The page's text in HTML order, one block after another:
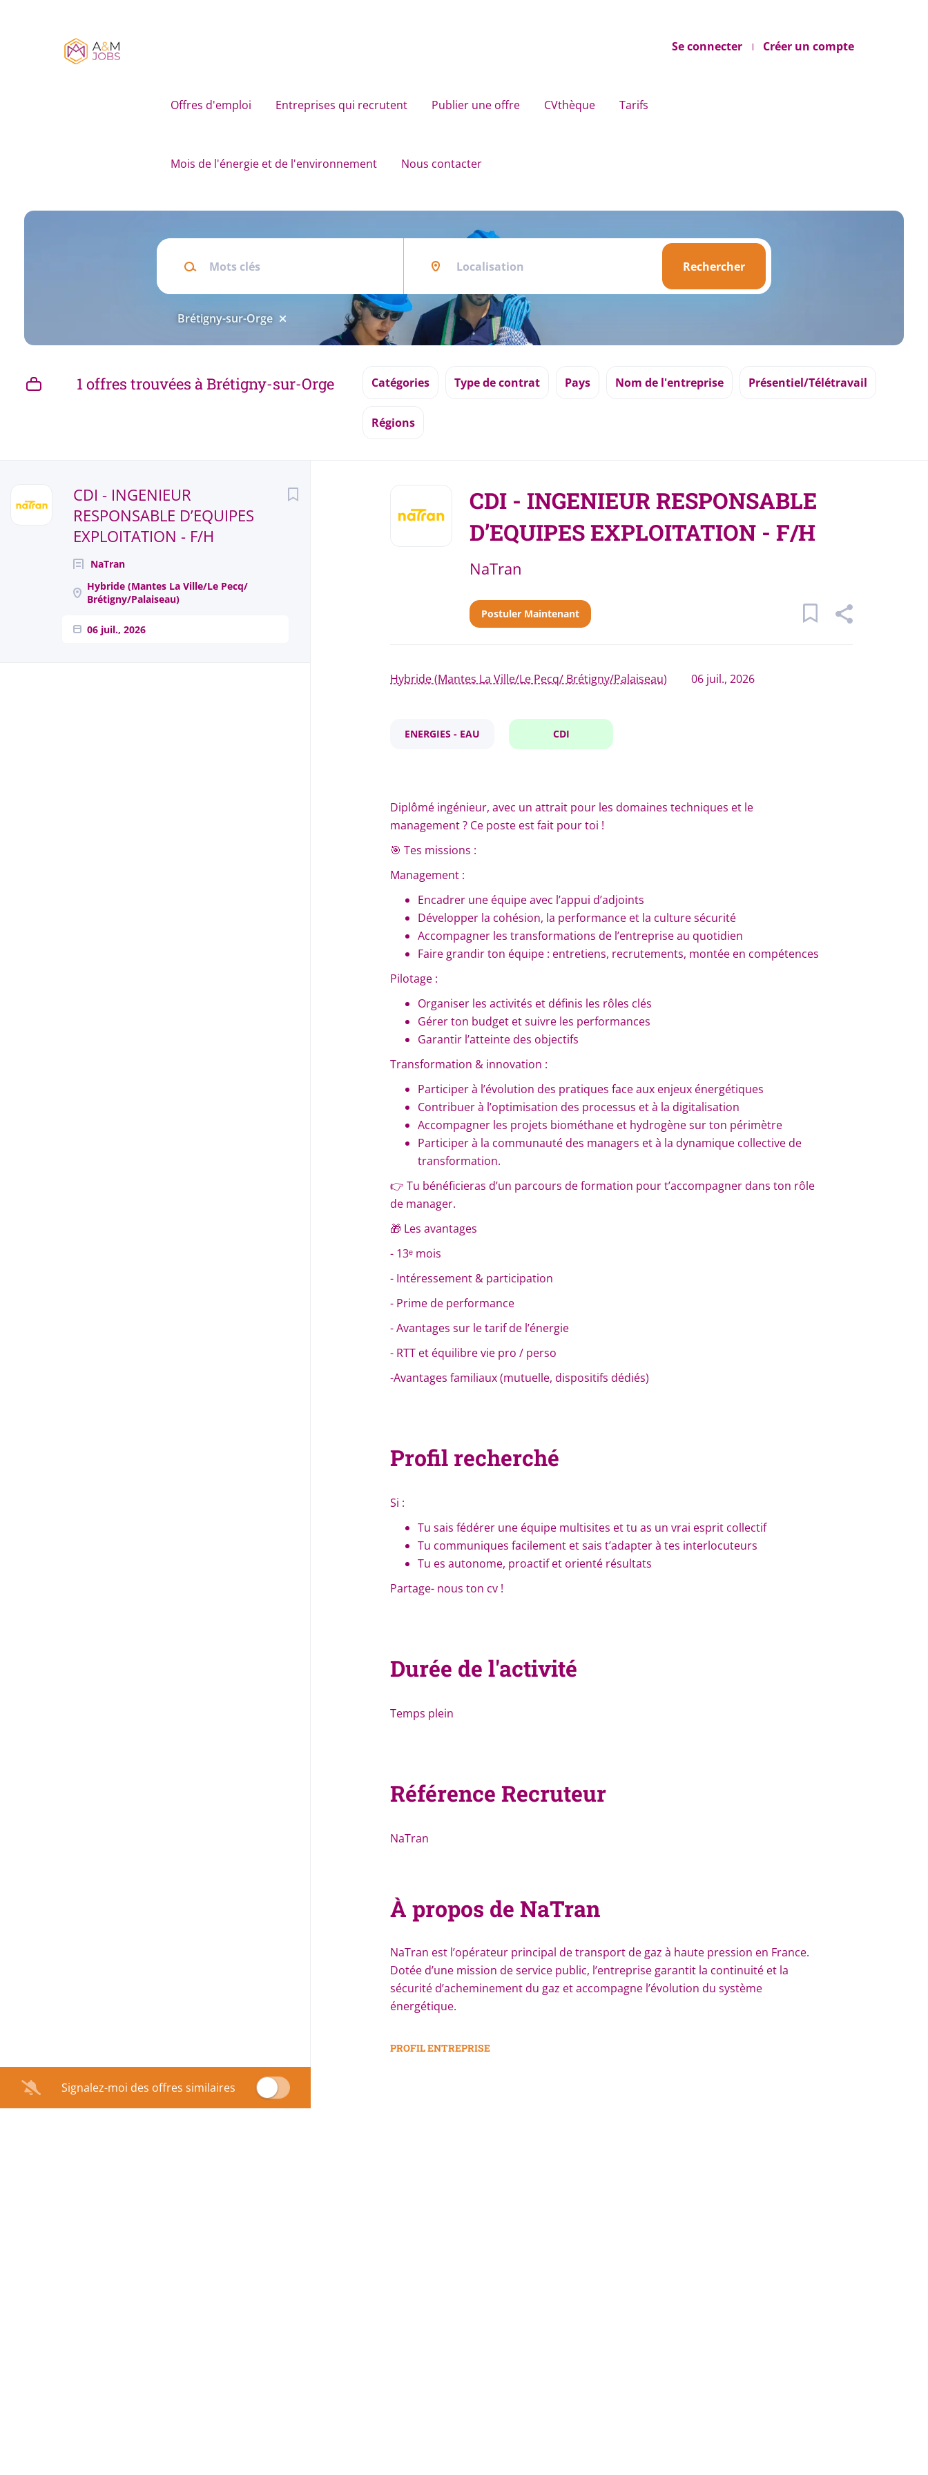
Se connecter Créer un compte
Offres d'emploi Entreprises qui recrutent Publier une offre CVthèque Tarifs
Mois de l'énergie et de l'environnement Nous contacter
Mots
Rechercher
Rechercher
Brétigny-sur-Orge
1 offres trouvées à Brétigny-sur-Orge Catégories Type de contrat Pays Nom de l'entreprise Présentiel/Télétravail
Régions
CDI - INGENIEUR
RESPONSABLE D’EQUIPES
EXPLOITATION - F/H
NaTran
Hybride (Mantes La Ville/Le Pecq/
Brétigny/Palaiseau)
06 juil., 2026
Signalez-moi des offres similaires
list
CDI - INGENIEUR RESPONSABLE
D’EQUIPES EXPLOITATION - F/H
NaTran
Postuler Maintenant
Hybride (Mantes La Ville/Le Pecq/ Brétigny/Palaiseau) 06 juil., 2026
ENERGIES - EAU CDI
Diplômé ingénieur, avec un attrait pour les domaines techniques et le
management ? Ce poste est fait pour toi !
🎯 Tes missions :
Management :
Encadrer une équipe avec l’appui d’adjoints
Développer la cohésion, la performance et la culture sécurité
Accompagner les transformations de l’entreprise au quotidien
Faire grandir ton équipe : entretiens, recrutements, montée en compétences
Pilotage :
Organiser les activités et définis les rôles clés
Gérer ton budget et suivre les performances
Garantir l’atteinte des objectifs
Transformation & innovation :
Participer à l’évolution des pratiques face aux enjeux énergétiques
Contribuer à l’optimisation des processus et à la digitalisation
Accompagner les projets biométhane et hydrogène sur ton périmètre
Participer à la communauté des managers et à la dynamique collective de
transformation.
👉 Tu bénéficieras d’un parcours de formation pour t’accompagner dans ton rôle
de manager.
🎁 Les avantages
- 13ᵉ mois
- Intéressement & participation
- Prime de performance
- Avantages sur le tarif de l’énergie
- RTT et équilibre vie pro / perso
-Avantages familiaux (mutuelle, dispositifs dédiés)
Profil recherché
Si :
Tu sais fédérer une équipe multisites et tu as un vrai esprit collectif
Tu communiques facilement et sais t’adapter à tes interlocuteurs
Tu es autonome, proactif et orienté résultats
Partage- nous ton cv !
Durée de l'activité
Temps plein
Référence Recruteur
NaTran
À propos de NaTran
NaTran est l’opérateur principal de transport de gaz à haute pression en France.
Dotée d’une mission de service public, l’entreprise garantit la continuité et la
sécurité d’acheminement du gaz et accompagne l’évolution du système
énergétique.
PROFIL ENTREPRISE